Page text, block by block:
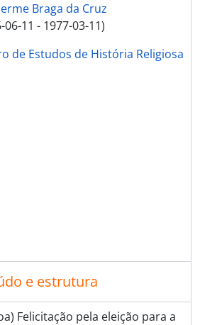
Braga da Cruz
06-11 - 1977-03-11)
de Estudos de História Religiosa
e estrutura
Felicitação pela eleição para a